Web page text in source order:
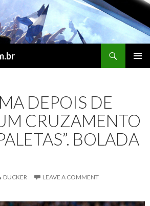
DEPOIS DE
CRUZAMENTO
BOLADA
DUCKER LEAVE A COMMENT